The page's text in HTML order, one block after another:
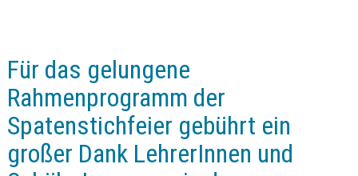
Für das gelungene
Rahmenprogramm der
Spatenstichfeier gebührt ein
großer Dank LehrerInnen und